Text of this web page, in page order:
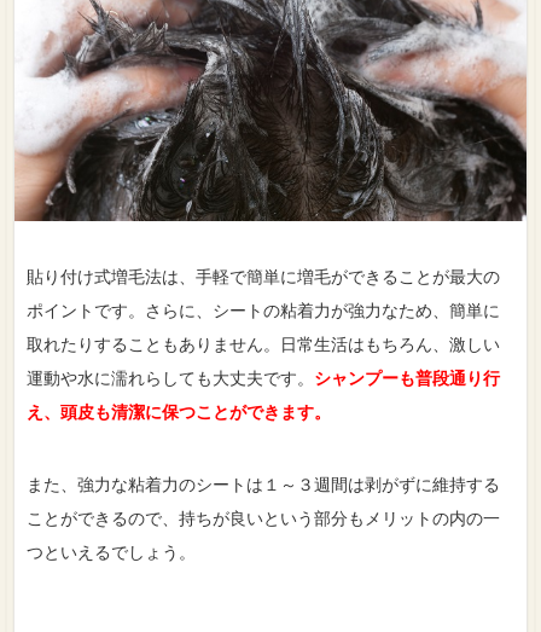
貼り付け式増毛法は、手軽で簡単に増毛ができることが最大の
ポイントです。さらに、シートの粘着力が強力なため、簡単に
取れたりすることもありません。日常生活はもちろん、激しい
運動や水に濡れらしても大丈夫です。 シャンプーも普段通り行
え、頭皮も清潔に保つことができます。
また、強力な粘着力のシートは１～３週間は剥がずに維持する
ことができるので、持ちが良いという部分もメリットの内の一
つといえるでしょう。